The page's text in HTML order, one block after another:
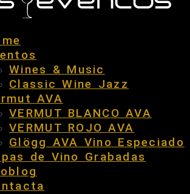
Wines & Music
Classic Wine Jazz
AVA
VERMUT BLANCO AVA
VERMUT ROJO AVA
Glögg AVA Vino Especiado
de Vino Grabadas